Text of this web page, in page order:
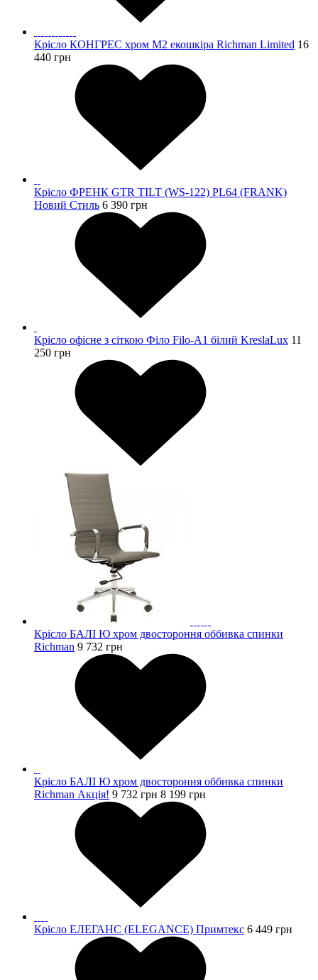
Крісло КОНГРЕС хром М2 екошкіра Richman Limited 16
440 грн
Крісло ФРЕНК GTR TILT (WS-122) PL64 (FRANK)
Новий Стиль 6 390 грн
Крісло офісне з сіткою Філо Filo-А1 білий KreslaLux 11
250 грн
Крісло БАЛІ Ю хром двостороння оббивка спинки
Richman 9 732 грн
Крісло БАЛІ Ю хром двостороння оббивка спинки
Richman Акція! 9 732 грн 8 199 грн
Крісло ЕЛЕГАНС (ELEGANCE) Примтекс 6 449 грн